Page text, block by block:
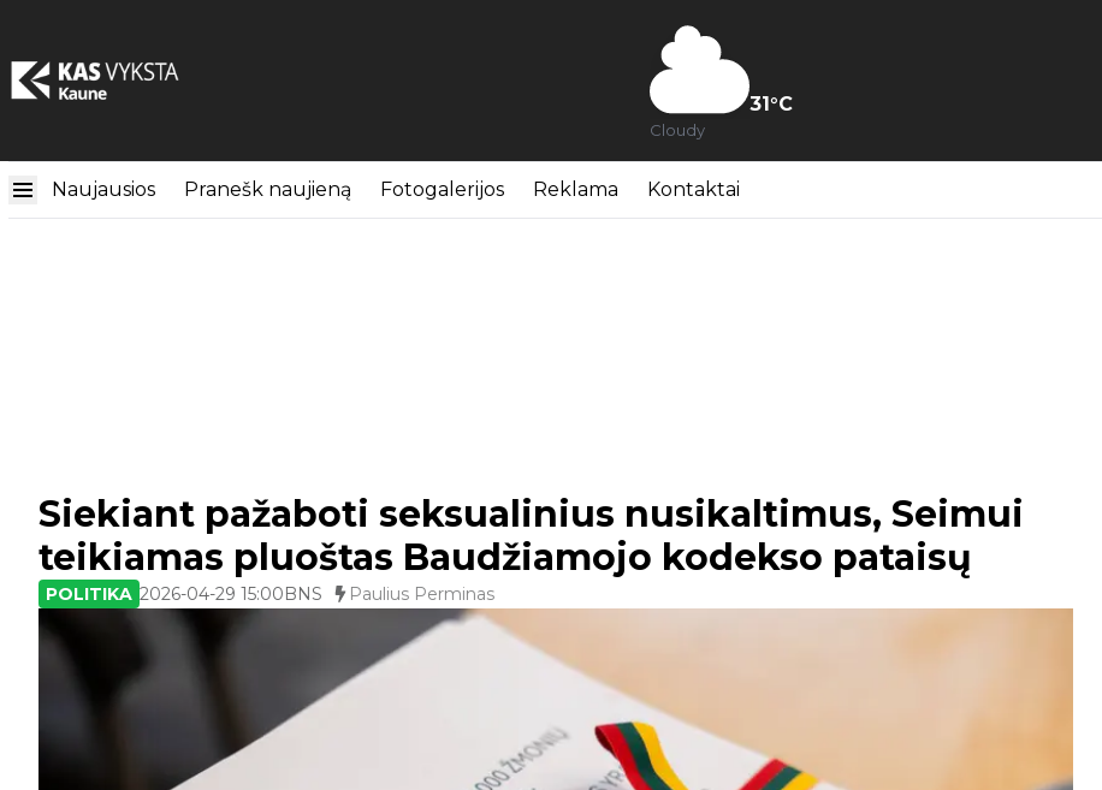
31°C
Cloudy
Naujausios Pranešk naujieną Fotogalerijos Reklama Kontaktai
Siekiant pažaboti seksualinius nusikaltimus, Seimui
teikiamas pluoštas Baudžiamojo kodekso pataisų
POLITIKA 2026-04-29 15:00BNS Paulius Perminas